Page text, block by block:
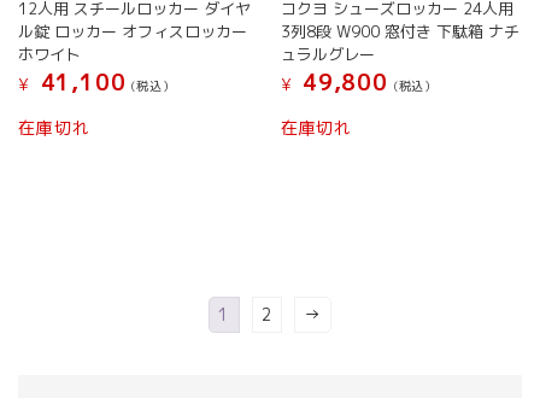
12人用 スチールロッカー ダイヤ
ル錠 ロッカー オフィスロッカー
ホワイト
¥
41,100 (税込）
在庫切れ
コクヨ シューズロッカー 24人用
3列8段 W900 窓付き 下駄箱 ナチ
ュラルグレー
¥
49,800 (税込）
在庫切れ
1 2 →